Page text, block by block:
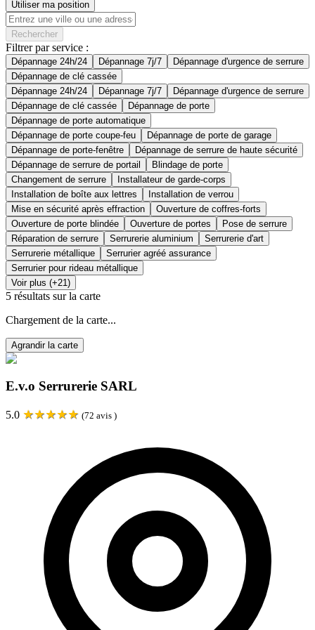
Utiliser ma position
Rechercher
Filtrer par service :
Dépannage 24h/24 Dépannage 7j/7
Dépannage d'urgence de serrure
Dépannage de clé cassée
Dépannage 24h/24
Dépannage 7j/7
Dépannage d'urgence de serrure
Dépannage de clé cassée
Dépannage de porte
Dépannage de porte automatique
Dépannage de porte coupe-feu
Dépannage de porte de garage
Dépannage de porte-fenêtre
Dépannage de serrure de haute sécurité
Dépannage de serrure de portail
Blindage de porte
Changement de serrure
Installateur de garde-corps
Installation de boîte aux lettres
Installation de verrou
Mise en sécurité après effraction
Ouverture de coffres-forts
Ouverture de porte blindée
Ouverture de portes
Pose de serrure
Réparation de serrure
Serrurerie aluminium
Serrurerie d'art
Serrurerie métallique
Serrurier agréé assurance
Serrurier pour rideau métallique
Voir plus (+21)
5 résultats sur la carte
Chargement de la carte...
Agrandir la carte
E.v.o Serrurerie SARL
5.0 ★★★★★ (72 avis )